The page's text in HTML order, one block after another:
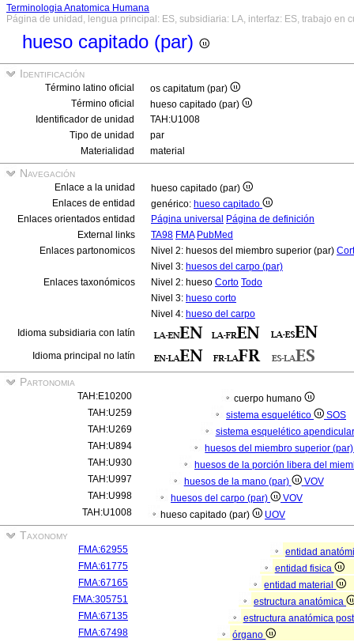
Terminologia Anatomica Humana
Página de unidad, lengua principal: ES, subsidiaria: LA, interfaz: ES, trabajo en
hueso capitado (par)
Identificación
Término latino oficial
os capitatum (par)
Término oficial
hueso capitado (par)
Identificador de unidad
TAH:U1008
Tipo de unidad
par
Materialidad
material
Navegación
Enlace a la unidad
hueso capitado (par)
Enlaces de entidad
genérico: hueso capitado
Enlaces orientados entidad
Página universal Página de definición
External links
TA98 FMA PubMed
Enlaces partonomicos
Nivel 2: huesos del miembro superior (par)
Nivel 3: huesos del carpo (par)
Enlaces taxonómicos
Nivel 2: hueso Corto Todo
Nivel 3: hueso corto
Nivel 4: hueso del carpo
Idioma subsidiaria con latín
Idioma principal no latín
Partonomia
TAH:E10200
cuerpo humano
TAH:U259
sistema esquelético
SOS
TAH:U269
sistema esquelético
TAH:U894
huesos del miembro superior
TAH:U930
huesos de la porción libera del
TAH:U997
huesos de la mano (par)
VOV
TAH:U998
huesos del carpo (par)
VOV
TAH:U1008
hueso capitado (par) UOV
Taxonomy
FMA:62955
entidad
FMA:61775
entidad fisica
FMA:67165
entidad material
FMA:305751
estructura anatómica
FMA:67135
estructura anatómica
FMA:67498
órgano